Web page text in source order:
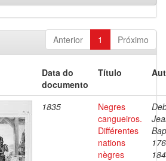
Anterior 1 Próximo
Data do
documento
Título
1835
Negres
cangueiros.
Différentes
nations
nègres